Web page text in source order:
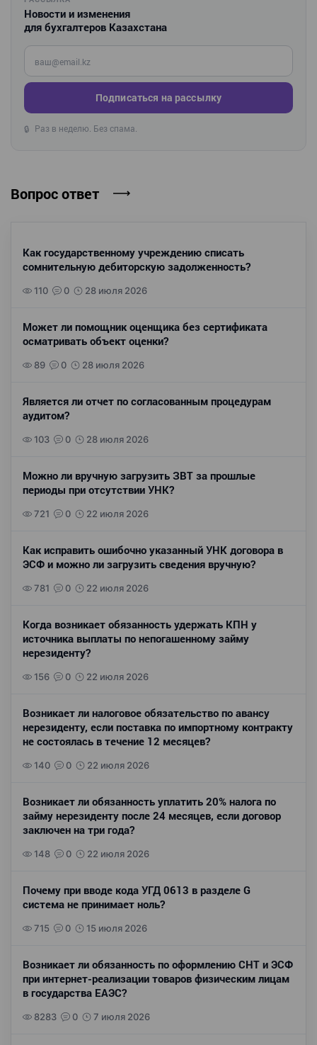
Новости и изменения
для бухгалтеров Казахстана
Введите ваш e-mail
Подписаться на рассылку
🔒 Раз в неделю. Без спама.
Вопрос ответ
Как государственному учреждению списать
сомнительную дебиторскую задолженность?
110 0 28 июля 2026
Может ли помощник оценщика без сертификата
осматривать объект оценки?
89 0 28 июля 2026
Является ли отчет по согласованным процедурам
аудитом?
103 0 28 июля 2026
Можно ли вручную загрузить ЗВТ за прошлые
периоды при отсутствии УНК?
721 0 22 июля 2026
Как исправить ошибочно указанный УНК договора в
ЭСФ и можно ли загрузить сведения вручную?
781 0 22 июля 2026
Когда возникает обязанность удержать КПН у
источника выплаты по непогашенному займу
нерезиденту?
156 0 22 июля 2026
Возникает ли налоговое обязательство по авансу
нерезиденту, если поставка по импортному контракту
не состоялась в течение 12 месяцев?
140 0 22 июля 2026
Возникает ли обязанность уплатить 20% налога по
займу нерезиденту после 24 месяцев, если договор
заключен на три года?
148 0 22 июля 2026
Почему при вводе кода УГД 0613 в разделе G
система не принимает ноль?
715 0 15 июля 2026
Возникает ли обязанность по оформлению СНТ и ЭСФ
при интернет-реализации товаров физическим лицам
в государства ЕАЭС?
8283 0 7 июля 2026